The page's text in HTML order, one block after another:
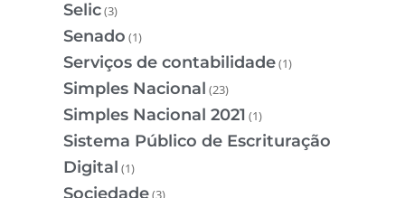
Selic(3)
Senado (1)
Serviços de contabilidade(1)
Simples Nacional (23)
Simples Nacional 2021 (1)
Sistema Público de Escrituração
Digital (1)
Sociedade(3)